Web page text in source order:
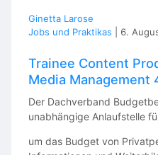
Ginetta Larose
Jobs und Praktikas
6.
Trainee Content
Media Management
Der Dachverband
unabhängige Anlaufstelle
um das Budget von